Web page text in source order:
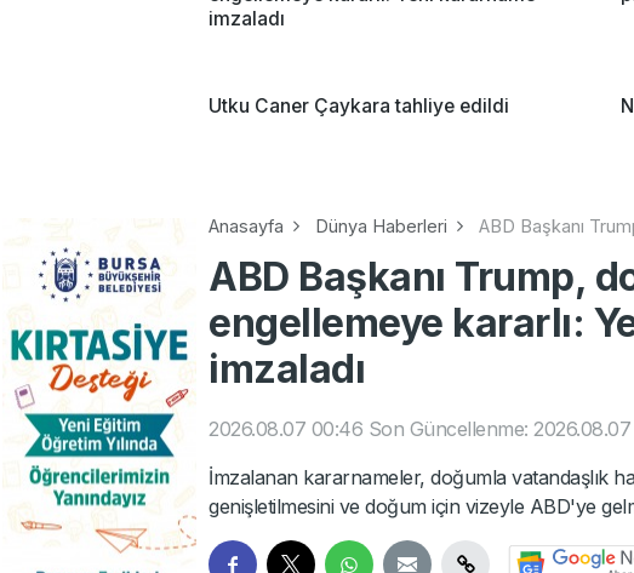
imzaladı
Utku Caner Çaykara tahliye edildi
Anasayfa Dünya Haberleri ABD Başkanı
ABD Başkanı Trump,
engellemeye kararlı:
imzaladı
2026.08.07 00:46 Son Güncellenme: 2026.08.07
İmzalanan kararnameler, doğumla vatandaşlık
genişletilmesini ve doğum için vizeyle ABD'ye